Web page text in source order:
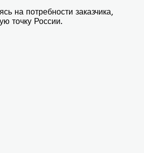
на потребности заказчика,
точку России.